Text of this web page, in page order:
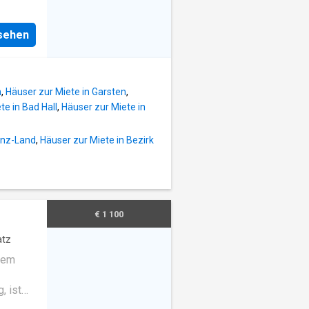
in
von
rund
für
und
–
, Häuser zur Miete in Garsten,
in Bad Hall , Häuser zur Miete in
Land, Häuser zur Miete in Bezirk
ist
€ 1 100